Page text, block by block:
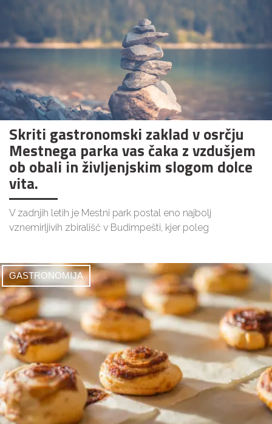
Skriti gastronomski zaklad v osrčju
Mestnega parka vas čaka z vzdušjem
ob obali in življenjskim slogom dolce
vita.
V zadnjih letih je Mestni park postal eno najbolj
vznemirljivih zbirališč v Budimpešti, kjer poleg
GASTRONOMIJA